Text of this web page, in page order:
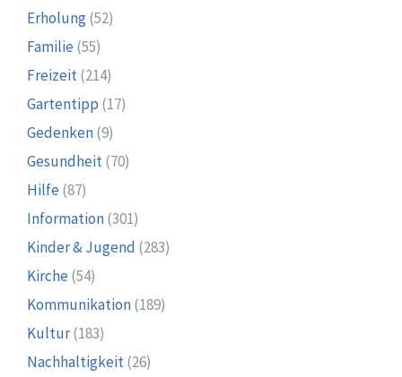
Erholung(52)
Familie (55)
Freizeit(214)
Gartentipp (17)
Gedenken(9)
Gesundheit(70)
Hilfe (87)
Information(301)
Kinder & Jugend (283)
Kirche (54)
Kommunikation(189)
Kultur(183)
Nachhaltigkeit(26)